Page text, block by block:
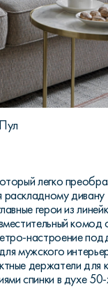
легко
раскладному
герои из
настроение
мужского
держатели для
спинки в духе 50-